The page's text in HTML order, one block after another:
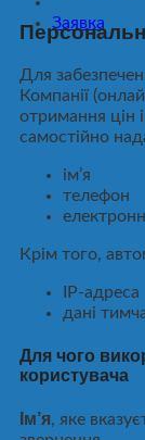
Заявка
Для
Компанії
отримання цін
самостійно
ім’я
телефон
Крім того,
IP-адреса
дані
Для чого
користувача
Ім’я, яке